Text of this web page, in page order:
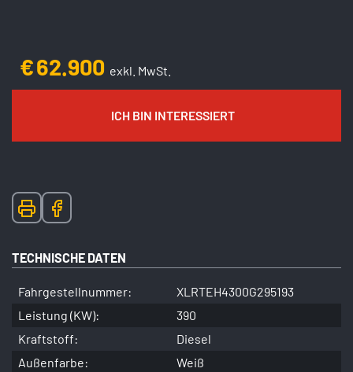
€62.900 exkl. MwSt.
ICH BIN INTERESSIERT
TECHNISCHE DATEN
Fahrgestellnummer:
XLRTEH4300G295193
Leistung (KW):
390
Kraftstoff:
Diesel
Außenfarbe:
Weiß